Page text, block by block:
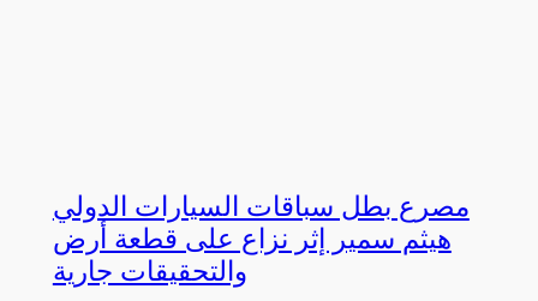
مصرع بطل سباقات السيارات الدولي
هيثم سمير إثر نزاع على قطعة أرض
والتحقيقات جارية